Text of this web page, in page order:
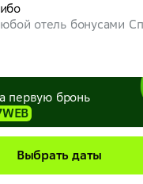
отель бонусами
первую бронь
Выбрать даты